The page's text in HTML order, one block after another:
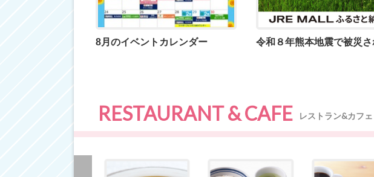
8月のイベントカレンダー
RESTAURANT & CAFE レストラン&カフェ